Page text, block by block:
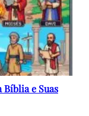
Bíblia e Suas